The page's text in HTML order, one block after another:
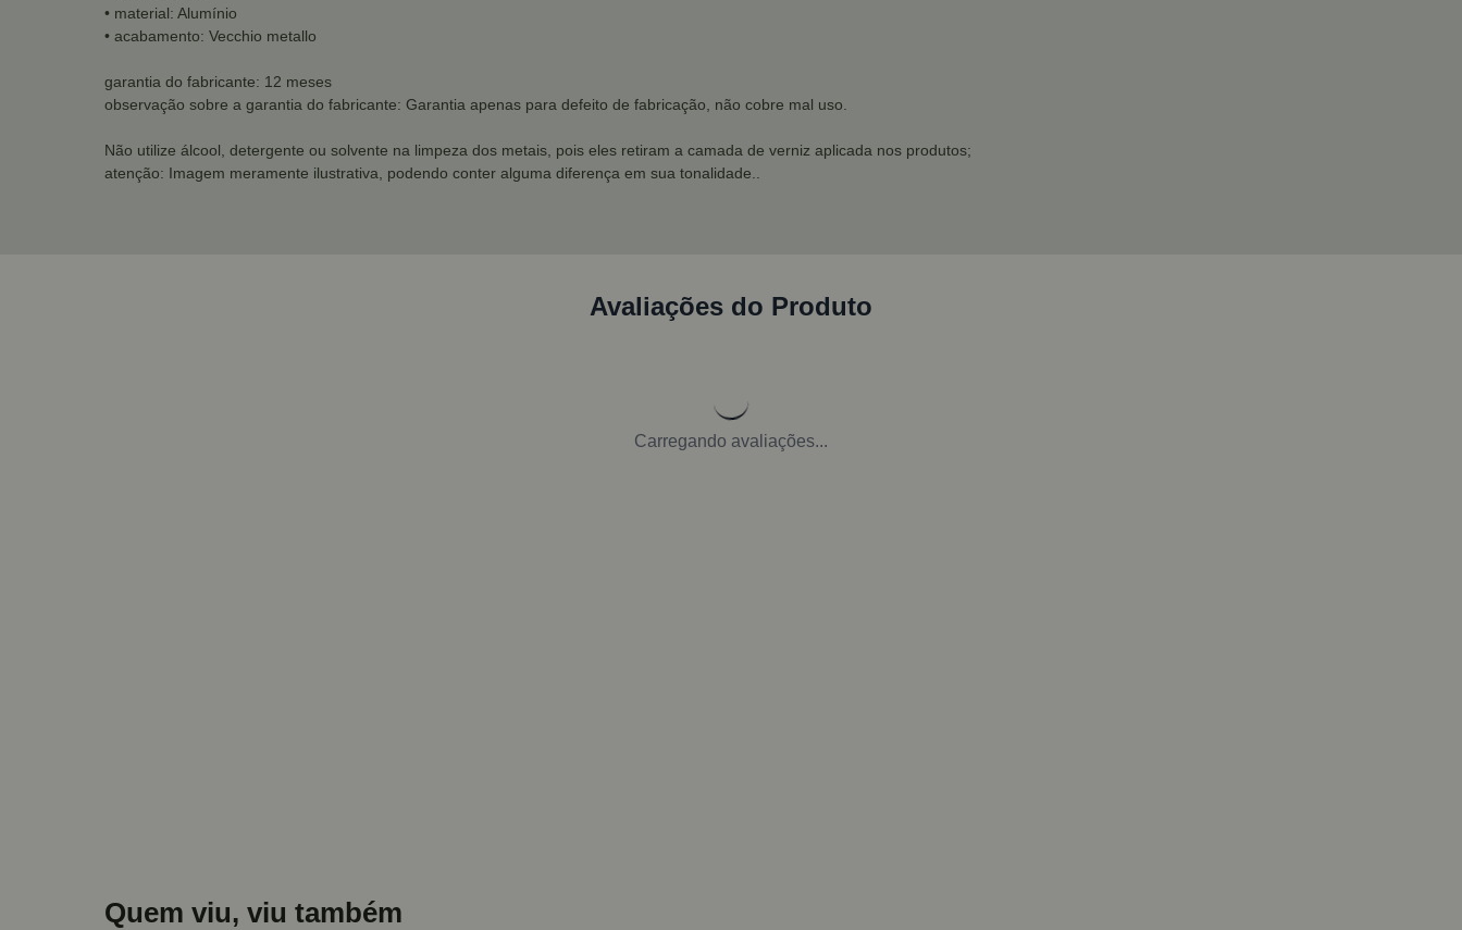
• material: Alumínio
• acabamento: Vecchio metallo
garantia do fabricante: 12 meses
observação sobre a garantia do fabricante: Garantia apenas para defeito de fabricação, não cobre mal uso.
Não utilize álcool, detergente ou solvente na limpeza dos metais, pois eles retiram a camada de verniz aplicada nos produtos;
atenção: Imagem meramente ilustrativa, podendo conter alguma diferença em sua tonalidade..
Avaliações do Produto
Carregando avaliações...
Quem viu, viu também